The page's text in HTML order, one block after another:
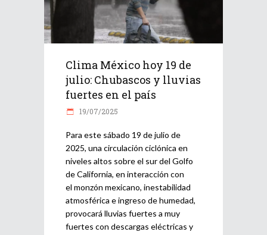
Clima México hoy 19 de
julio: Chubascos y lluvias
fuertes en el país
19/07/2025
Para este sábado 19 de julio de
2025, una circulación ciclónica en
niveles altos sobre el sur del Golfo
de California, en interacción con
el monzón mexicano, inestabilidad
atmosférica e ingreso de humedad,
provocará lluvias fuertes a muy
fuertes con descargas eléctricas y